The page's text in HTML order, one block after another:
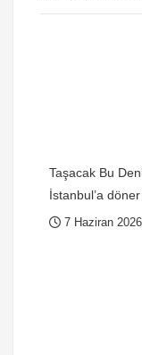
Taşacak Bu
İstanbul’a
7 Haziran 2026